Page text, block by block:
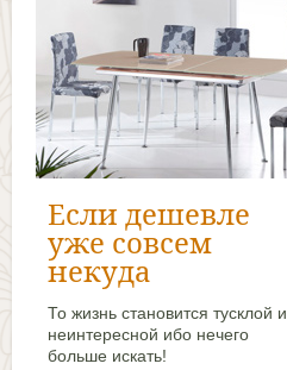
Если дешевле
уже совсем
некуда
То жизнь становится тусклой и
неинтересной ибо нечего
больше искать!